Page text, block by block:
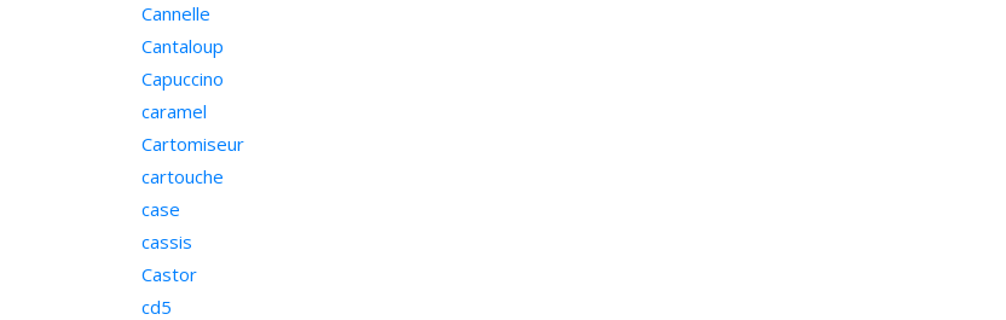
Cannelle
Cantaloup
Capuccino
caramel
Cartomiseur
cartouche
case
cassis
Castor
cd5